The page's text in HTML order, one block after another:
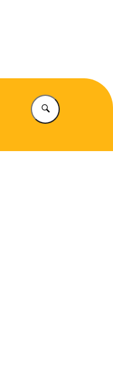
Vul in wat u